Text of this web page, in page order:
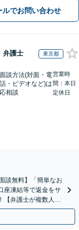
ルでお問い合わせ
弁護士 東京都
面談方法(対面・電
話・ビデオなど)は
応相談
営業時
間：本日
定休日
談無料】「簡単なお
座凍結等で返金をサ
【弁護士が複数人在
談可】